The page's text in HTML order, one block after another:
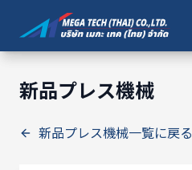
新品プレス機械
新品プレス機械一覧に戻る